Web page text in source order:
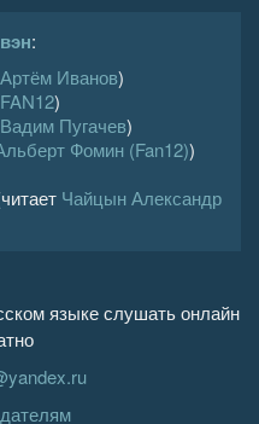
:
Артём Иванов)
FAN12)
Вадим Пугачев)
Фомин (Fan12))
Чайцын Александр
языке слушать онлайн